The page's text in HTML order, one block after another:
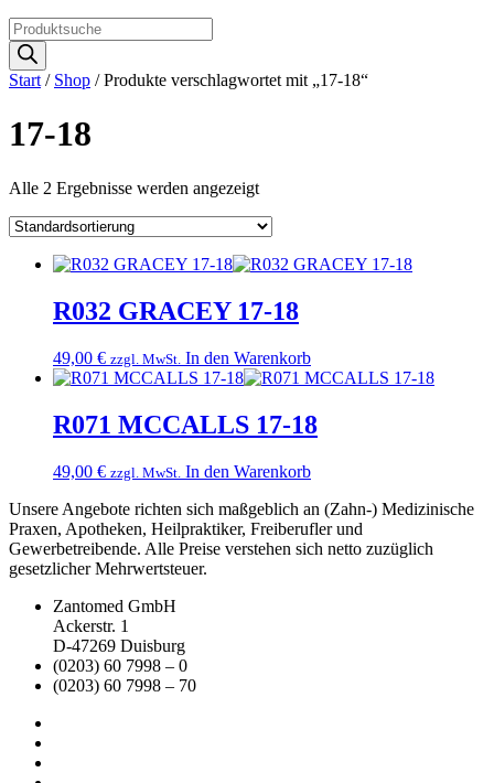
Products
search
Start / Shop / Produkte verschlagwortet mit „17-18“
17-18
Alle 2 Ergebnisse werden angezeigt
R032 GRACEY 17-18
49,00 € zzgl. MwSt. In den Warenkorb
R071 MCCALLS 17-18
49,00 € zzgl. MwSt. In den Warenkorb
Unsere Angebote richten sich maßgeblich an (Zahn-) Medizinische
Praxen, Apotheken, Heilpraktiker, Freiberufler und
Gewerbetreibende. Alle Preise verstehen sich netto zuzüglich
gesetzlicher Mehrwertsteuer.
Zantomed GmbH
Ackerstr. 1
D-47269 Duisburg
(0203) 60 7998 – 0
(0203) 60 7998 – 70